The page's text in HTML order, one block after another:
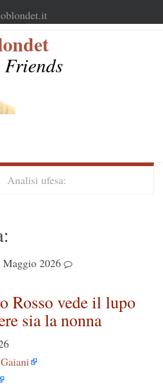
Analisi ufesa:
Maggio 2026
Rosso vede il lupo
sia la nonna